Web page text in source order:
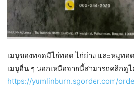
เมนูของทอดมีไก่ทอด ไก่ย่าง และหมูทอ
เมนูอื่น ๆ นอกเหนือจากนี้สามารถคลิกดู
https://yumlinburn.sgorder.com/